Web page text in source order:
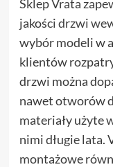
Sklep Vrata
jakościdrzwi
wybór modeli w
klientów
drzwi można
nawet otworów
materiały użyte
nimi długie lata.
montażowe